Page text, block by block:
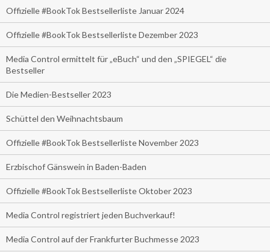
Offizielle #BookTok Bestsellerliste Januar 2024
Offizielle #BookTok Bestsellerliste Dezember 2023
Media Control ermittelt für „eBuch“ und den „SPIEGEL“ die
Bestseller
Die Medien-Bestseller 2023
Schüttel den Weihnachtsbaum
Offizielle #BookTok Bestsellerliste November 2023
Erzbischof Gänswein in Baden-Baden
Offizielle #BookTok Bestsellerliste Oktober 2023
Media Control registriert jeden Buchverkauf!
Media Control auf der Frankfurter Buchmesse 2023